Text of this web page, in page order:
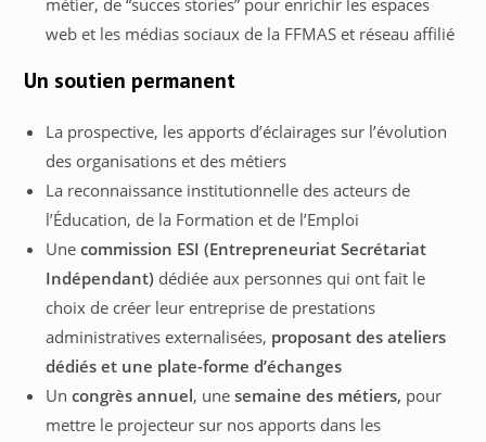
métier, de “succes stories” pour enrichir les espaces
web et les médias sociaux de la FFMAS et réseau affilié
Un soutien permanent
La prospective, les apports d’éclairages sur l’évolution
des organisations et des métiers
La reconnaissance institutionnelle des acteurs de
l’Éducation, de la Formation et de l’Emploi
Unecommission ESI (Entrepreneuriat Secrétariat
Indépendant) dédiée aux personnes qui ont fait le
choix de créer leur entreprise de prestations
administratives externalisées, proposant des ateliers
dédiés et une plate-forme d’échanges
Uncongrès annuel, unesemaine des métiers, pour
mettre le projecteur sur nos apports dans les